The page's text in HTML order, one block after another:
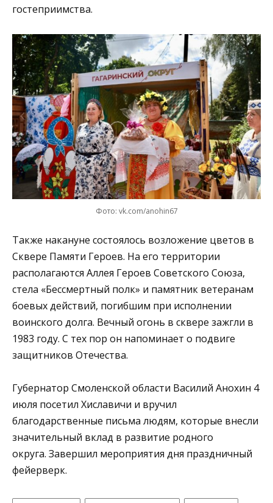
гостеприимства.
Фото: vk.com/anohin67
Также накануне состоялось возложение цветов в
Сквере Памяти Героев. На его территории
располагаются Аллея Героев Советского Союза,
стела «Бессмертный полк» и памятник ветеранам
боевых действий, погибшим при исполнении
воинского долга. Вечный огонь в сквере зажгли в
1983 году. С тех пор он напоминает о подвиге
защитников Отечества.
Губернатор Смоленской области Василий Анохин 4
июля посетил Хиславичи и вручил
благодарственные письма людям, которые внесли
значительный вклад в развитие родного
округа. Завершил мероприятия дня праздничный
фейерверк.